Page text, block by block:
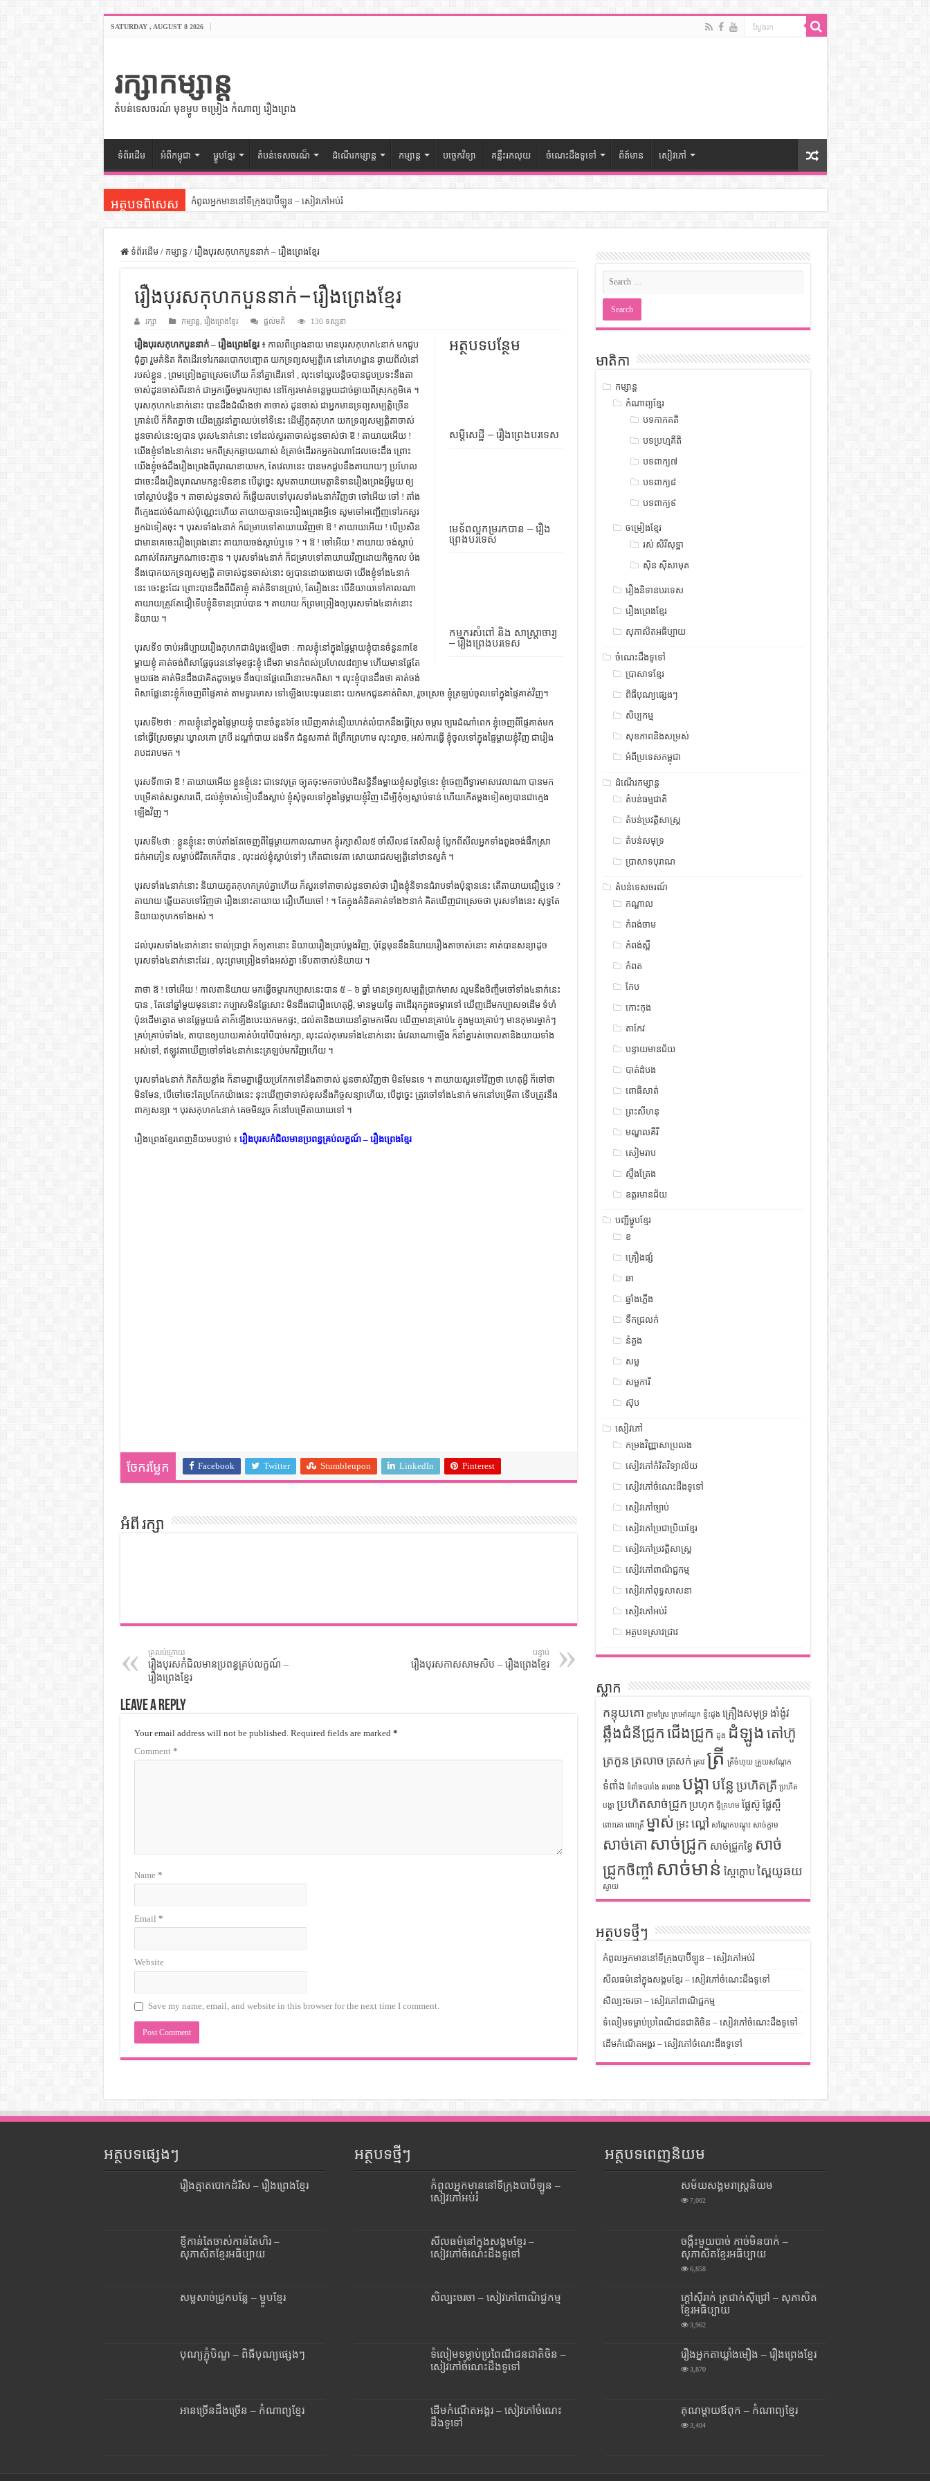
SATURDAY , AUGUST 8 2026
រក្សាកម្សាន្ត
តំបន់ទេសចរណ៍ មុខម្ហូប ចម្រៀង កំណាព្យ រឿងព្រេង
ទំព័រដើម អំពីកម្ពុជា ម្ហូបខ្មែរ តំបន់ទេសចរណ៏ ដំណើរកម្សាន្ត កម្សាន្ត បច្ចេកវិទ្យា គន្លឹះរកលុយ ចំណេះដឹងទូទៅ ព័ត៍មាន សៀវភៅ
អត្ថបទពិសេស កំពូលអ្នកមាននៅទីក្រុងបាប៊ីឡូន – សៀវភៅអប់រំ
សិល្បះចរចា – សៀវភៅពាណិជ្ជកម្ម
ដើមកំណើតអង្គរ – សៀវភៅចំណេះដឹងទូទៅ
ដើមកំណើតជនជាតិខ្មែរ – អត្ថបទស្រាវជ្រាវ
ទំនាក់ទំនងកម្ពុជានិងចិន – សៀវភៅចំណេះដឹងទូទៅ
ព្រះបាទធម្មិក – សៀវភៅចំណេះដឹងទូទៅ
រដ្ឋបាល និង រដ្ឋបាលវិមជ្ឈការ – អត្ថបទស្រាវជ្រាវ
ការស្វែងយល់អំពី ល្ខោនខោល – សៀវភៅចំណេះដឹងទូទៅ
ទំព័រដើម / កម្សាន្ត / រឿងបុរសកុហកបួននាក់ – រឿងព្រេងខ្មែរ
រឿងបុរសកុហកបួននាក់ – រឿងព្រេងខ្មែរ
រក្សា កម្សាន្ត រឿងព្រេងខ្មែរ ផ្តល់មតិ 130 ទស្សនា
អត្ថបទបន្ថែម
សម្តីសេដ្ឋី – រឿងព្រេងបរទេស
មេទ័ពល្អកម្ររកបាន – រឿង
ព្រេងបរទេស
កម្មករសំពៅ និង សាស្រ្តាចារ្យ
– រឿងព្រេងបរទេស
រឿងបុរសកុហកបួននាក់ – រឿងព្រេងខ្មែរ៖ កាល​ពីព្រេងនាយ​ មាន​បុរស​កុហក​៤​នាក់​ មក​ជួប​
ជុំ​គ្នា​ រួម​គំនិត​ គិត​ដើរ​ទៅ​រក​ឆរ​បោក​បញ្ឆោត​ យក​ទ្រព្យ​សម្បត្តិ​គេ​ នៅ​គេហដ្ឋាន​ ឆ្ងាយ​ពី​លំនៅ​
របស់​ខ្លួន , ព្រមព្រៀង​គ្នា​ស្រេច​ហើយ​ ក៏​នាំ​គ្នា​ដើរ​ទៅ , លុះ​ទៅ​យូរ​បន្តិច​បាន​ជួប​ប្រទះ​នឹង​តា​
ចាស់​ដូន​ចាស់​ពីរ​នាក់​ ជា​អ្នក​ធ្វើ​ចម្ការ​កប្បាស​ នៅ​ក្បែរ​មាត់​ទន្លេ​មួយ​ដាច់​ឆ្ងាយ​ពី​ស្រុក​ភូមិ​គេ ។
បុរស​កុហក​៤​នាក់​នោះ​ បាន​ដឹង​ដំណឹង​ថា​ តា​ចាស់​ ដូន​ចាស់​ ជា​អ្នក​មាន​ទ្រព្យ​សម្បត្តិ​ច្រើន​
គ្រាន់​បើ​ ក៏​គិត​គ្នា​ថា យើង​ត្រូវ​នាំ​គ្នា​ឈប់​ទៅ​ទី​នេះ​ ដើម្បី​ភូត​កុហក​ យក​ទ្រព្យ​សម្បត្តិ​តា​ចាស់​
ដូន​ចាស់​នេះ​ឲ្យ​បាន បុរស​៤​នាក់​នោះ​ ទៅ​ដល់​សួរ​តា​ចាស់​ដូន​ចាស់​ថា ឱ ! តា​យាយ​អើយ !
យើង​ខ្ញុំ​ទាំង​៤​នាក់​នោះ​ មក​ពី​ស្រុក​ឆ្ងាយ​ណាស់​ ខំ​ត្រាច់​ដើរ​រក​អ្នក​ឯ​ណា​ដែល​ចេះ​ដឹង​ ព្រោះ​
យើង​ខ្ញុំ​ចង់​ដឹង​រឿង​ព្រេង​ពី​បុរាណ​នាយ​មក, តែ​វេលា​នេះ​ បាន​មក​ជួប​នឹង​តា​យាយៗ​ ប្រហែល​
ជា​ចេះ​ដឹង​រឿង​បុរាណ​មក​ខ្លះ​មិន​ខាន​ បើ​ដូច្នេះ​ សូម​តា​យាយ​មេត្តា​និទាន​រឿង​ព្រេង​អ្វី​មួយ​ ឲ្យ​
ចៅ​ស្ដាប់​បន្តិច ។ តា​ចាស់​ដូន​ចាស់​ ក៏​ឆ្លើយ​តប​ទៅ​បុរស​ទាំង​៤​នាក់​វិញ​ថា ចៅ​អើយ​ ចៅ ! តាំង​
ពី​ក្មេង​ដល់​ចំណាស់​ប៉ុណ្ណេះ​ហើយ​ តា​យាយ​គ្មាន​ចេះ​រឿង​ព្រេង​អ្វី​ទេ​ សូម​ចៅ​អញ្ជើញ​ទៅ​រក​សួរ​
អ្នក​ឯ​ទៀត​ចុះ ។ បុរស​ទាំង​៤​នាក់​ ក៏​ជម្រាប​ទៅ​តា​យាយ​វិញ​ថា ឱ ! តា​យាយ​អើយ ! បើ​ប្រសិន​
ជា​មាន​គេ​ចេះ​រឿង​ព្រេង​នោះ​ តា​យាយ​ចង់​ស្ដាប់​ឬ​ទេ ? ។ ឱ ! ចៅ​អើយ ! តា​យាយ​ ចង់​ស្ដាប់​
ណាស់​តែ​រក​អ្នក​ណា​ចេះ​គ្មាន ។ បុរស​ទាំង​៤​នាក់​ ក៏​ជម្រាប​ទៅ​តា​យាយ​វិញ​ដោយ​កិច្ចកល​ ប៉ង​
នឹង​បោក​យក​ទ្រព្យ​សម្បត្តិ​ តា​ចាស់​ដូន​ចាស់​នោះ​ ឲ្យ​បាន​ដោយ​ងាយ​ថា យើង​ខ្ញុំ​ទាំង​៤​នាក់​
នេះ​ ចេះ​ខ្លះ​ដែរ​ ព្រោះ​បាន​ដឹង​ពី​ជីតា​ខ្ញុំ​ គាត់​និទាន​ប្រាប់, តែ​រឿង​នេះ​ បើ​និយាយ​ទៅ​កាលណា​
តា​យាយ​ត្រូវ​តែ​ជឿ​​ទើប​ខ្ញុំ​និទាន​ប្រាប់​បាន ។ តា​យាយ​ ក៏​ព្រម​ព្រៀង​ឲ្យ​បុរស​ទាំង​៤​នាក់​នោះ​
និយាយ ។
បុរស​ទី​១​ ចាប់​អធិប្បាយ​រឿង​កុហក​ជា​ដំបូង​ឡើង​ថា : កាល​ខ្ញុំ​នៅ​ក្នុង​ផ្ទៃ​ម្ដាយ​ខ្ញុំ​បាន​ចំនួន​៣​ខែ​
ម្ដាយ​ខ្ញុំ​ គាត់​ចង់​ពិសា​ផ្លែ​ធុរេន​នៅ​មុខ​ផ្ទះ​ខ្ញុំ​ ដើម​វា​ មាន​កំពស់​ប្រហែល​៨​ព្យាម​ ហើយ​មាន​ផ្លែ​តែ​
មួយ​ផង​ គាត់​មិន​ដឹង​ជា​គិត​ដូចម្ដេច​ នឹង​បាន​ផ្លែ​ឈើ​នោះ​មក​ពិសា ។ លុះ​ខ្ញុំ​បាន​ដឹង​ថា​ គាត់​ចង់​
ពិសា​ផ្លែ​នោះ​ខ្ញុំ​ក៏​ចេញ​ពី​ផ្ទៃ​គាត់​ តាម​ទ្វារ​មាស​ ទៅ​ឡើង​បេះ​ធុរេន​នោះ​ យក​មក​ជូន​គាត់​ពិសា, រួចស្រេច​ ខ្ញុំ​ត្រឡប់​ចូល​ទៅ​ក្នុង​ផ្ទៃ​គាត់​វិញ។
បុរស​ទី​២​ថា : កាល​ខ្ញុំ​នៅ​ក្នុង​ផ្ទៃ​ម្ដាយ​ខ្ញុំ​ បាន​ចំនួន​៦​ខែ​ ឃើញ​គាត់​នឿយ​ហត់​លំបាក​នឹង​ធ្វើ​ស្រែ​ ចម្ការ​ ច្បារ​ដំណាំ​ពេក​ ខ្ញុំ​ចេញ​ពី​ផ្ទៃ​គាត់​មក​
នៅ​ធ្វើ​ស្រែ​ចម្ការ​ ឃ្វាល​គោ​ ក្របី​ ដណ្ដាំ​បាយ​ ដង​ទឹក​ ជំនួស​គាត់​ ពី​ព្រឹក​ព្រហាម​ លុះ​ល្ងាច, អស់​ការ​ធ្វើ​ ខ្ញុំ​ចូល​ទៅ​ក្នុង​ផ្ទៃ​ម្ដាយ​ខ្ញុំ​វិញ​ ជា​រៀង​
រាប​ដរាប​មក ។
បុរស​ទី​៣​ថា ឱ ! តា​យាយ​អើយ​ ខ្លួន​ខ្ញុំ​នេះ​ ជា​ទេវបុត្រ​ ច្បុត​ចុះ​មក​ចាប់​បដិសន្ធិ​នឹង​ម្ដាយ​ខ្ញុំ​សព្វ​ថ្ងៃ​នេះ​ ខ្ញុំ​ចេញ​ពី​ទ្វារមាស​វេលា​ណា បាន​មក​
បម្រើ​គាត់​សព្វ​សារពើ, ដល់​ខ្ញុំ​ចាស់​ទៀប​នឹង​ស្លាប់​ ខ្ញុំ​សុំ​ចូល​ទៅ​ក្នុង​ផ្ទៃ​ម្ដាយ​ខ្ញុំ​វិញ​ ដើម្បី​កុំ​ឲ្យ​ស្លាប់​ទាន់​ ហើយ​កើត​ម្ដង​ទៀត​ឲ្យ​បាន​ជា​ក្មេង​
ឡើង​វិញ ។
បុរស​ទី​៤​ថា : ខ្លួន​ខ្ញុំ​នេះ​ ចាប់​តាំង​តែ​ចេញ​ពី​ផ្ទៃ​ម្ដាយ​កាលណា​មក​ ខ្ញុំ​រក្សា​សីល​៥​ ចាំ​សីល​៨​ តែ​សីល​ខ្ញុំ​ ប្លែក​ពី​សីល​អ្នក​ទាំងពួង​ចង់​ផឹក​ស្រា​
ជក់​អាភៀន​ សម្លាប់​ជីវិត​គេ​ក៏​បាន , លុះ​ដល់​ខ្ញុំ​ស្លាប់​ទៅៗ​ កើត​ជា​ទេវតា​ សោយ​រាជ​សម្បត្តិ​នៅ​ឋាន​សួគ៌ ។
បុរស​ទាំង​៤​នាក់​នោះ​ និយាយ​ភូត​កុហក​គ្រប់​គ្នា​ហើយ​ ក៏​សួរ​ទៅ​តា​ចាស់​ដូន​ចាស់​ថា រឿង​ខ្ញុំ​និទាន​ជំរាប​ទាំង​ប៉ុន្មាន​នេះ​ តើ​តា​យាយ​ជឿ​ឬ​ទេ ?
តា​យាយ​ ឆ្លើយ​តប​ទៅ​វិញ​ថា រឿង​នោះ​តា​យាយ​ ជឿ​ហើយ​ចៅ ! ។ តែ​ក្នុង​គំនិត​គាត់​ទាំង​២​នាក់​ គិត​ឃើញ​ជា​ស្រេច​ថា បុរស​ទាំង​នេះ​ សុទ្ធ​តែ​
និយាយ​កុហក​ទាំង​អស់ ។
ដល់​បុរស​ទាំង​៤​នាក់​នោះ​ ទាល់​ប្រាជ្ញា​ ក៏​ឲ្យ​តា​នោះ​ និយាយ​រឿង​ប្រាប់​ម្ដង​វិញ, ប៉ុន្តែ​មុន​នឹង​និយាយ​រឿង​តា​ចាស់​នោះ​ គាត់​បាន​សន្យា​ដូច​
បុរស​ទាំង​៤​នាក់​នោះ​ដែរ , លុះ​ព្រម​ព្រៀង​ទាំង​អស់​គ្នា​ ទើប​តា​ចាស់​និយាយ ។
តា​ថា ឱ ! ចៅ​អើយ ! កាល​តា​និយាយ​ មក​ធ្វើ​ចម្ការ​កប្បាស​នេះ​បាន​ ៥ – ៦ ឆ្នាំ​ មាន​ទ្រព្យ​សម្បត្តិ​ប្រាក់​មាស​ ល្មម​នឹង​ចិញ្ចឹម​ចៅ​ទាំង​៤​នាក់​នេះ​
បាន , តែ​នៅ​ឆ្នាំ​មួយ​មុន​នោះ​ កប្បាស​មិន​ផ្លែ​សោះ​ មិន​ដឹង​ជា​រឿង​ហេតុ​អ្វី, មាន​មួយ​ថ្ងៃ​ តា​ដើរ​រុក​ក្នុង​ចម្ការ​ទៅ​ ឃើញ​ដើម​កប្បាស​១​ដើម​ ទំហំ​
ប៉ុន​ដើម​ត្នោត​ មាន​ផ្លែ​មួយ​ធំ​ តា​ក៏​ឡើង​បេះ​យក​មក​ផ្ទះ, ដល់​តា​និង​យាយ​នាំ​គ្នា​មក​មើល​ ឃើញ​មាន​គ្រាប់​៤​ ក្នុង​មួយ​គ្រាប់ៗ​ មាន​កុមារ​ម្នាក់ៗ​
គ្រប់​គ្រាប់​ទាំង​៤, តា​បាន​ឲ្យ​យាយ​គាត់​បំបៅ​បី​បាច់​រក្សា, លុះ​ដល់​កុមារ​ទាំង​៤​នាក់​នោះ​ ធំ​វេលា​ណា​ឡើង​ ក៏​នាំ​គ្នា​រត់​ចោល​តា​និង​យាយ​ទាំង​
អស់​ទៅ, ឥឡូវ​តា​ឃើញ​ចៅ​ទាំង​៤​នាក់​នេះ​ត្រឡប់​មក​វិញ​ហើយ ។
បុរស​ទាំង​៤​នាក់​ ភិត​ភ័យ​ខ្លាំង​ ក៏​នាម​គ្នា​ឆ្លើយ​ប្រកែក​ទៅ​នឹង​តា​ចាស់​ ដូន​ចាស់​វិញ​ថា មិន​មែន​ទេ ។ តា​យាយ​សួរ​ទៅ​វិញ​ថា ហេតុ​អ្វី​ ក៏​ចៅ​ថា​
មិន​មែន, បើ​ចៅ​ចេះ​តែ​ប្រកែក​យ៉ាង​នេះ​ នុះ​ឃើញ​ថា​​ទាស់​ខុស​នឹង​កិច្ច​សន្យា​ហើយ, បើ​ដូច្នេះ​ ត្រូវ​ចៅ​ទាំង​៤​នាក់​ មក​នៅ​បម្រើ​តា​ ទើប​ត្រូវ​នឹង​
ពាក្យ​សន្យា ។ បុរស​កុហក​៤​នាក់​ គេច​មិន​រួច​ ក៏​នៅ​បម្រើ​តា​យាយ​ទៅ ។
រឿងព្រេងខ្មែរពេញនិយមបន្ទាប់ ៖ រឿងបុរសកំជិលមានប្រពន្ធគ្រប់លក្ខណ៍ – រឿងព្រេងខ្មែរ
ចែករម្លែក Facebook Twitter Stumbleupon LinkedIn Pinterest
អំពី រក្សា
ត្រលប់ក្រោយ
រឿងបុរសកំជិលមានប្រពន្ធគ្រប់លក្ខណ៍ –
រឿងព្រេងខ្មែរ
បន្ទាប់
រឿងបុរសកាសសាមសិប – រឿងព្រេងខ្មែរ
Leave a Reply
Your email address will not be published. Required fields are marked *
Comment *
Name *
Email *
Website
Save my name, email, and website in this browser for the next time I comment.
មាតិកា
កម្សាន្ត
កំណាព្យខ្មែរ
បទកាកគតិ
បទប្រហ្មគីតិ
បទពាក្យ៧
បទពាក្យ៨
បទពាក្យ៩
ចម្រៀងខ្មែរ
រស់ សិរីសុទ្ឋា
ស៊ិន ស៊ីសាមុត
រឿងនិទានបរទេស
រឿងព្រេងខ្មែរ
សុភាសិតអធិប្បាយ
ចំណេះដឹងទូទៅ
ប្រាសាទខ្មែរ
ពិធីបុណ្យផ្សេងៗ
សិប្បកម្ម
សុខភាពនិងសម្រស់
អំពីប្រទេសកម្ពុជា
ដំណើរកម្សាន្ត
តំបន់ធម្មជាតិ
តំបន់ប្រវត្តិសាស្រ្ត
តំបន់សមុទ្រ
ប្រាសាទបុរាណ
តំបន់ទេសចរណ៍
កណ្តាល
កំពង់ចាម
កំពង់ស្ពឺ
កំពត
កែប
កោះកុង
តាកែវ
បន្ទាយមានជ័យ
បាត់ដំបង
ពោធិសាត់
ព្រះសីហនុ
មណ្ឌលគីរី
សៀមរាប
ស្ទឹង​​ត្រែង
ឧត្ដរមានជ័យ
បញ្ជីម្ហូបខ្មែរ
ខ
គ្រឿងផ្សំ
ឆា
ឆ្នាំងភ្លើង
ទឹកជ្រលក់
នំគួង
សម្ល
សម្លការី
ស៊ុប
សៀវភៅ
កម្រងវិញ្ញាសាប្រលង
សៀវភៅកំរិតវិទ្យាល័យ
សៀវភៅចំណេះដឹងទូទៅ
សៀវភៅច្បាប់
សៀវភៅប្រជាប្រិយខ្មែរ
សៀវភៅប្រវត្តិសាស្រ្ត
សៀវភៅពាណិជ្ជកម្ម
សៀវភៅពុទ្ធសាសនា
សៀវភៅអប់រំ
អត្ថបទស្រាវជ្រាវ
ស្លាក
កន្ទុយគោ ក្តាមស្រែ ក្រអៅឈូក ខ្ទិះដូង គ្រឿងសមុទ្រ ងាំង៉ូវ
ឆ្អឹងជំនីជ្រូក ជើងជ្រូក ដូង ដំឡូង តៅហ៊ូ
ត្រកួន ត្រលាច ត្រសក់ ត្រាវ ត្រី ត្រីចំហុយ ត្រួយសណ្តែក
ទំពាំង ទំពាំងបារាំង ននោង បង្គា បន្លែ ប្រហិតត្រី ប្រហិត
បង្គា ប្រហិតសាច់ជ្រូក ប្រហុក ផ្ទីក្រហម ផ្លែស៊ូ ផ្លែស្ពឺ
ពោះគោ ពោះត្រី ម្នាស់ ម្រះ ល្ពៅ សណ្តែកបណ្តុះ សាច់ក្តាម
សាច់គោ សាច់ជ្រូក សាច់ជ្រូកខ្វៃ សាច់
ជ្រូកចិញ្ចាំ សាច់មាន់ ស្ពៃក្តោប ស្ពៃយូឆយ
ស្វាយ
អត្ថបទថ្មីៗ
កំពូលអ្នកមាននៅទីក្រុងបាប៊ីឡូន – សៀវភៅអប់រំ
សីលធម៌នៅក្នុងសង្គមខ្មែរ – សៀវភៅចំណេះដឹងទូទៅ
សិល្បះចរចា – សៀវភៅពាណិជ្ជកម្ម
ទំលៀមទម្លាប់ប្រពៃណីជនជាតិចិន – សៀវភៅចំណេះដឹងទូទៅ
ដើមកំណើតអង្គរ – សៀវភៅចំណេះដឹងទូទៅ
អត្ថបទផ្សេងៗ
រឿងត្មាតបោកដំរីស – រឿងព្រេងខ្មែរ
ខ្ញីកាន់តែចាស់កាន់តែហិរ –
សុភាសិតខ្មែរអធិប្បាយ
សម្លសាច់ជ្រូកបន្លែ – ម្ហូបខ្មែរ
បុណ្យភ្ជុំបិណ្ឌ – ពិធីបុណ្យផ្សេងៗ
អានច្រើនដឹងច្រើន – កំណាព្យខ្មែរ
អត្ថបទថ្មីៗ
កំពូលអ្នកមាននៅទីក្រុងបាប៊ីឡូន –
សៀវភៅអប់រំ
សីលធម៌នៅក្នុងសង្គមខ្មែរ –
សៀវភៅចំណេះដឹងទូទៅ
សិល្បះចរចា – សៀវភៅពាណិជ្ជកម្ម
ទំលៀមទម្លាប់ប្រពៃណីជនជាតិចិន –
សៀវភៅចំណេះដឹងទូទៅ
ដើមកំណើតអង្គរ – សៀវភៅចំណេះ
ដឹងទូទៅ
អត្ថបទពេញនិយម
សម័យសង្គមរាស្រ្តនិយម
7,002
ចង្កឹះមួយបាច់ កាច់មិនបាក់ –
សុភាសិតខ្មែរអធិប្បាយ
6,858
ក្តៅស៊ីរាក់ ត្រជាក់ស៊ីជ្រៅ – សុភាសិត
ខ្មែរអធិប្បាយ
3,962
រឿងអ្នកតាឃ្លាំងមឿង – រឿងព្រេងខ្មែរ
3,870
គុណម្តាយឪពុក – កំណាព្យខ្មែរ
3,404